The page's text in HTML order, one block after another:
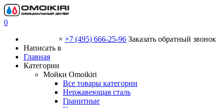
0
× +7 (495) 666-25-96 Заказать обратный звонок
Написать в
Главная
Категории
Мойки Omoikiri
Все товары категории
Нержавеющая сталь
Гранитные